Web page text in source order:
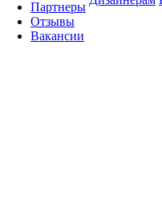
Партнеры
Отзывы
Вакансии